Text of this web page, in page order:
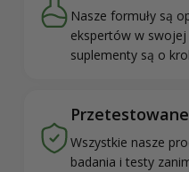
Nasze formuły są
ekspertów w swojej
suplementy są o
Wszystkie nasze
badania i testy